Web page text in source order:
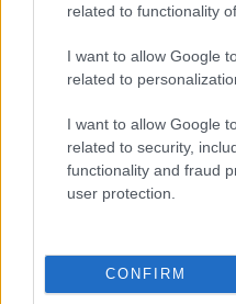
related to functionality
I want to allow Google
related to
I want to allow Google
related to security,
functionality and fraud
user protection.
CONFIRM
Címkék:Madame Saint-
Ajánlott bejegyzések:
Mephisto a